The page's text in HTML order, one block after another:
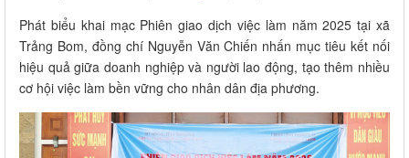
Phát biểu khai mạc Phiên giao dịch việc làm năm 2025 tại xã
Trảng Bom, đồng chí Nguyễn Văn Chiến nhấn mục tiêu kết nối
hiệu quả giữa doanh nghiệp và người lao động, tạo thêm nhiều
cơ hội việc làm bền vững cho nhân dân địa phương.